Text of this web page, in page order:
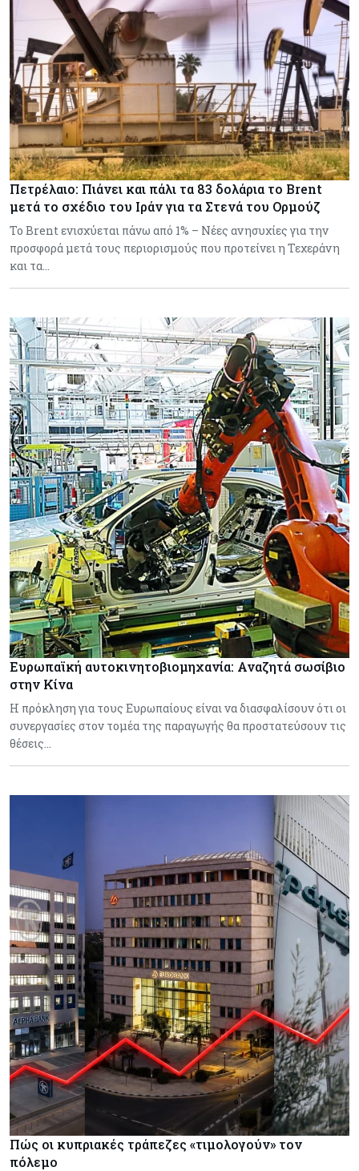
Πετρέλαιο: Πιάνει και πάλι τα 83 δολάρια το Brent
μετά το σχέδιο του Ιράν για τα Στενά του Ορμούζ
Το Brent ενισχύεται πάνω από 1% – Νέες ανησυχίες για την
προσφορά μετά τους περιορισμούς που προτείνει η Τεχεράνη
και τα…
Ευρωπαϊκή αυτοκινητοβιομηχανία: Αναζητά σωσίβιο
στην Κίνα
Η πρόκληση για τους Ευρωπαίους είναι να διασφαλίσουν ότι οι
συνεργασίες στον τομέα της παραγωγής θα προστατεύσουν τις
θέσεις…
Πώς οι κυπριακές τράπεζες «τιμολογούν» τον
πόλεμο